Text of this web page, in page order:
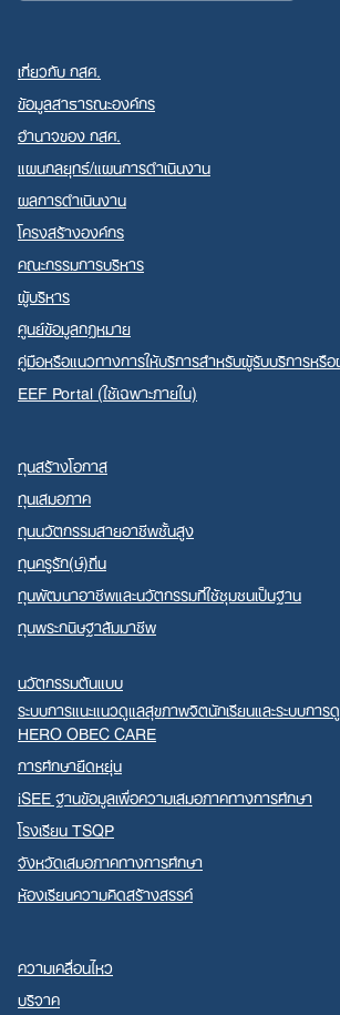
เกี่ยวกับ กสศ.
ข้อมูลสาธารณะองค์กร
อำนาจของ กสศ.
แผนกลยุทธ์/แผนการดำเนินงาน
ผลการดำเนินงาน
โครงสร้างองค์กร
คณะกรรมการบริหาร
ผู้บริหาร
ศูนย์ข้อมูลกฎหมาย
คู่มือหรือแนวทางการให้บริการสำหรับผู้รับบริการห
EEF Portal (ใช้เฉพาะภายใน)
ทุนสร้างโอกาส
ทุนเสมอภาค
ทุนนวัตกรรมสายอาชีพชั้นสูง
ทุนครูรัก(ษ์)ถิ่น
ทุนพัฒนาอาชีพและนวัตกรรมที่ใช้ชุมชนเป็นฐาน
ทุนพระกนิษฐาสัมมาชีพ
นวัตกรรมต้นแบบ
ระบบการแนะแนวดูแลสุขภาพจิตนักเรียนและระบบการ
HERO OBEC CARE
การศึกษายืดหยุ่น
iSEE ฐานข้อมูลเพื่อความเสมอภาคทางการศึกษา
โรงเรียน TSQP
จังหวัดเสมอภาคทางการศึกษา
ห้องเรียนความคิดสร้างสรรค์
ความเคลื่อนไหว
บริจาค